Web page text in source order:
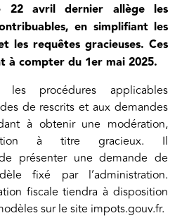
22 avril dernier allège les
en simplifiant les
les requêtes gracieuses. Ces
à compter du 1er mai 2025.
procédures applicables
de rescrits et aux demandes
à obtenir une modération,
à titre gracieux. Il
présenter une demande de
fixé par l’administration.
fiscale tiendra à disposition
sur le site impots.gouv.fr.